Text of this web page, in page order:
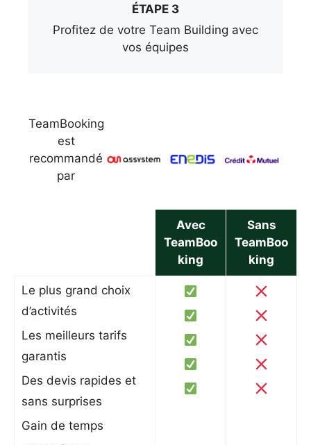
ÉTAPE 3
Profitez de votre Team Building avec
vos équipes
TeamBooking
est
recommandé
par
Avec
TeamBoo
king
Sans
TeamBoo
king
Le plus grand choix
d’activités
Les meilleurs tarifs
garantis
Des devis rapides et
sans surprises
Gain de temps